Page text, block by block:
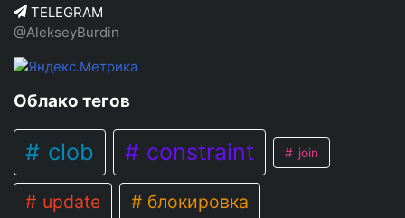
TELEGRAM
@AlekseyBurdin
Облако тегов
clob constraint join
update блокировка